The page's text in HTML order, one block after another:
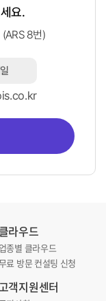
요.
(ARS 8번)
라우드
업종별 클라우드
료 방문 컨설팅 신청
객지원센터